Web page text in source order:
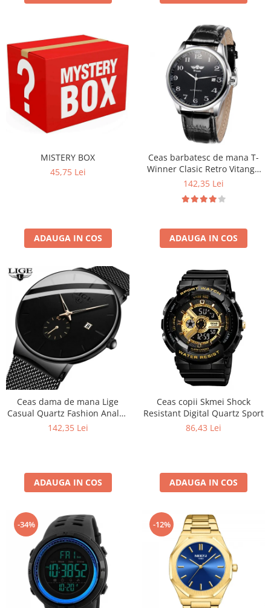
MISTERY BOX
45,75 Lei
ADAUGA IN COS
Ceas barbatesc de mana T-
Winner Clasic Retro Vitange
Mecanic Automatic Fashion
142,35 Lei
ADAUGA IN COS
Ceas dama de mana Lige
Casual Quartz Fashion Analog
Negru
142,35 Lei
ADAUGA IN COS
Ceas copii Skmei Shock
Resistant Digital Quartz Sport
86,43 Lei
ADAUGA IN COS
-34% -12%